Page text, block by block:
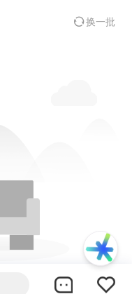
换一批